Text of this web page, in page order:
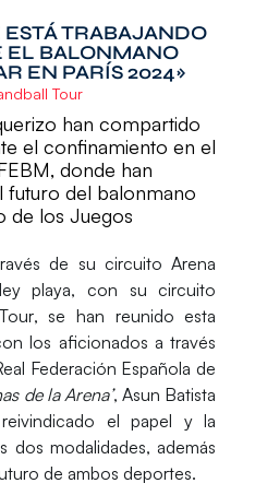
ESTÁ TRABAJANDO
EL BALONMANO
EN PARÍS 2024»
Tour
han compartido
el confinamiento en el
donde han
del balonmano
de los Juegos
de su circuitoArena
playa, con su circuito
, se han reunido esta
los aficionados a través
Federación Española de
de la Arena’, Asun Batista
el papel y la
dos modalidades, además
de ambos deportes.